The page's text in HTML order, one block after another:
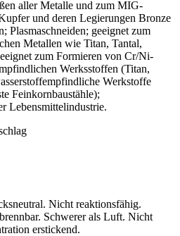
aller Metalle und zum MIG-
und deren Legierungen Bronze
Plasmaschneiden; geeignet zum
Metallen wie Titan, Tantal,
zum Formieren von Cr/Ni-
Werksstoffen (Titan,
Werkstoffe
Feinkornbaustähle);
Lebensmittelindustrie.
Nicht reaktionsfähig.
Schwerer als Luft. Nicht
erstickend.